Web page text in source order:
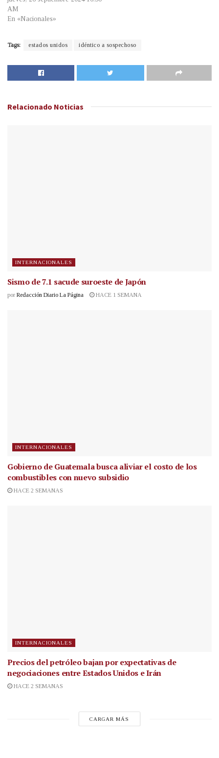
AM
En «Nacionales»
Tags: estados unidos idéntico a sospechoso
Relacionado Noticias
INTERNACIONALES
Sismo de 7.1 sacude suroeste de Japón
por Redacción Diario La Página HACE 1 SEMANA
INTERNACIONALES
Gobierno de Guatemala busca aliviar el costo de los
combustibles con nuevo subsidio
HACE 2 SEMANAS
INTERNACIONALES
Precios del petróleo bajan por expectativas de
negociaciones entre Estados Unidos e Irán
HACE 2 SEMANAS
CARGAR MÁS